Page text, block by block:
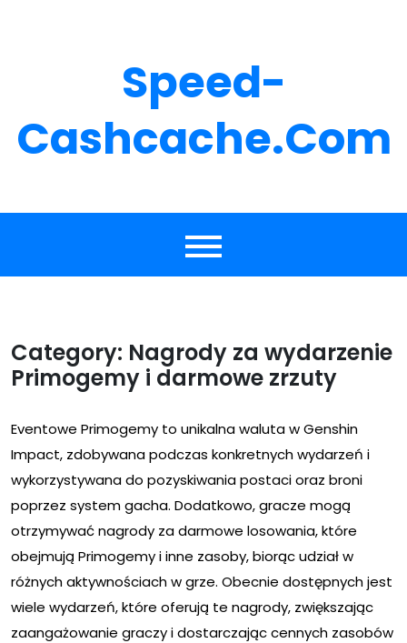
Speed-
Cashcache.com
Category: Nagrody za wydarzenie
Primogemy i darmowe zrzuty
Eventowe Primogemy to unikalna waluta w Genshin
Impact, zdobywana podczas konkretnych wydarzeń i
wykorzystywana do pozyskiwania postaci oraz broni
poprzez system gacha. Dodatkowo, gracze mogą
otrzymywać nagrody za darmowe losowania, które
obejmują Primogemy i inne zasoby, biorąc udział w
różnych aktywnościach w grze. Obecnie dostępnych jest
wiele wydarzeń, które oferują te nagrody, zwiększając
zaangażowanie graczy i dostarczając cennych zasobów